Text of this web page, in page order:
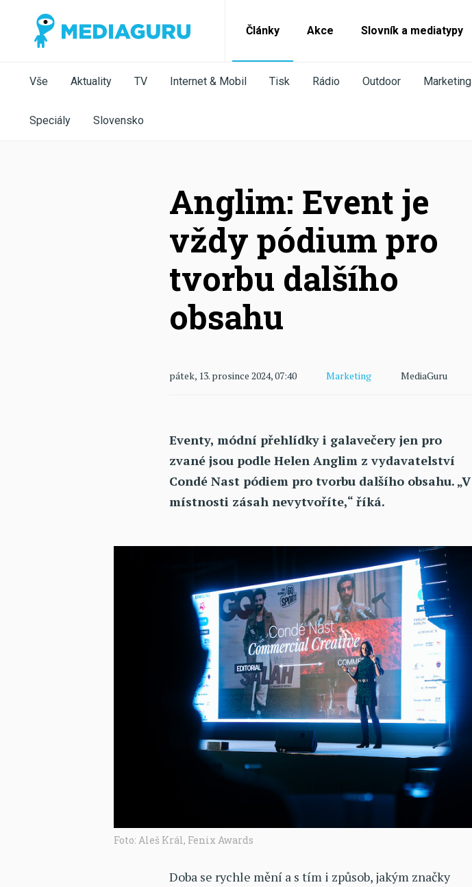
Články Akce Slovník a mediatypy
Vše Aktuality TV Internet & Mobil Tisk Rádio Outdoor Marketing
Speciály Slovensko
Anglim: Event je
vždy pódium pro
tvorbu dalšího
obsahu
pátek, 13. prosince 2024, 07:40 Marketing MediaGuru
Eventy, módní přehlídky i galavečery jen pro
zvané jsou podle Helen Anglim z vydavatelství
Condé Nast pódiem pro tvorbu dalšího obsahu. „V
místnosti zásah nevytvoříte,“ říká.
Foto: Aleš Král, Fenix Awards
Doba se rychle mění a s tím i způsob, jakým značky